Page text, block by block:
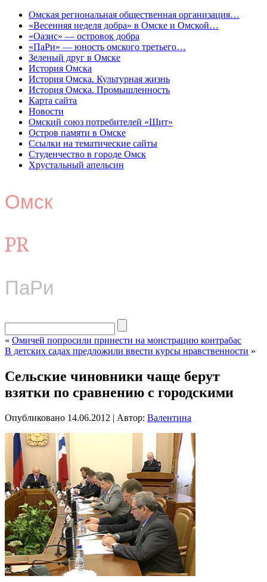
Омская региональная общественная организация…
«Весенняя неделя добра» в Омске и Омской…
«Оазис» — островок добра
«ПаРи» — юность омского третьего…
Зеленый друг в Омске
История Омска
История Омска. Культурная жизнь
История Омска. Промышленность
Карта сайта
Новости
Омский союз потребителей «Щит»
Остров памяти в Омске
Ссылки на тематические сайты
Студенчество в городе Омск
Хрустальный апельсин
Омск
PR
ПаРи
« Омичей попросили принести на монстрацию контрабас
В детских садах предложили ввести курсы нравственности »
Сельские чиновники чаще берут
взятки по сравнению с городскими
Опубликовано 14.06.2012 | Автор: Валентина